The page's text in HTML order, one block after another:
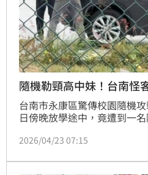
隨機勒頸高中妹！台南怪
台南市永康區驚傳校園隨機
日傍晚放學途中，竟遭到一
地，所幸一名正義騎士路過察
案小組，經全力追緝後，23
2026/04/23 07:15